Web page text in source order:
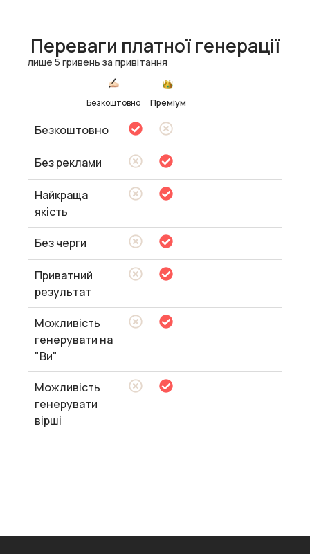
Переваги платної генерації
лише 5 гривень за привітання
Безкоштовно Преміум
Безкоштовно
Без реклами
Найкраща
якість
Без черги
Приватний
результат
Можливість
генерувати на
"Ви"
Можливість
генерувати
вірші